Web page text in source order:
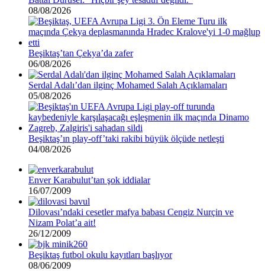
08/08/2026
Beşiktaş’tan Çekya’da zafer
06/08/2026
Serdal Adalı’dan ilginç Mohamed Salah Açıklamaları
05/08/2026
Beşiktaş’ın play-off’taki rakibi büyük ölçüde netleşti
04/08/2026
Enver Karabulut’tan şok iddialar
16/07/2009
Dilovası’ndaki cesetler mafya babası Cengiz Nurçin ve
Nizam Polat’a ait!
26/12/2009
Beşiktaş futbol okulu kayıtları başlıyor
08/06/2009